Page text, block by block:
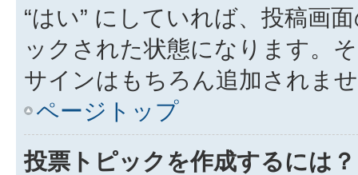
“はい” にしていれば、投稿画
ックされた状態になります。
サインはもちろん追加されま
ページトップ
投票トピックを作成するには？